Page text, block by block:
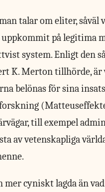
talar om eliter, såväl
på legitima
system. Enligt den
K. Merton tillhörde,
belönas för sina
till exempel
av vetenskapliga
mer cyniskt lagda än